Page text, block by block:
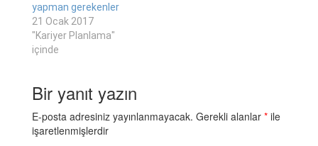
yapman gerekenler
21 Ocak 2017
"Kariyer Planlama"
içinde
Bir yanıt yazın
E-posta adresiniz yayınlanmayacak. Gerekli alanlar * ile
işaretlenmişlerdir